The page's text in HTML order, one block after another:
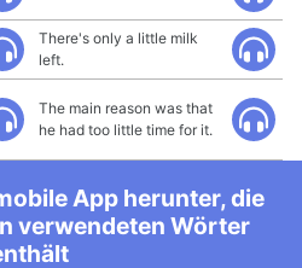
There's only a little milk
left.
The main reason was that
he had too little time for it.
App herunter, die
verwendeten Wörter